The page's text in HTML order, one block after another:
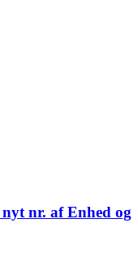
nr. af Enhed og